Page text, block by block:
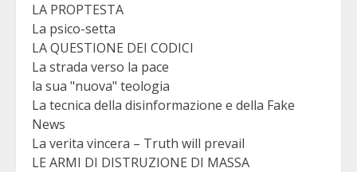
LA PROPTESTA
La psico-setta
LA QUESTIONE DEI CODICI
La strada verso la pace
la sua "nuova" teologia
La tecnica della disinformazione e della Fake
News
La verita vincera – Truth will prevail
LE ARMI DI DISTRUZIONE DI MASSA